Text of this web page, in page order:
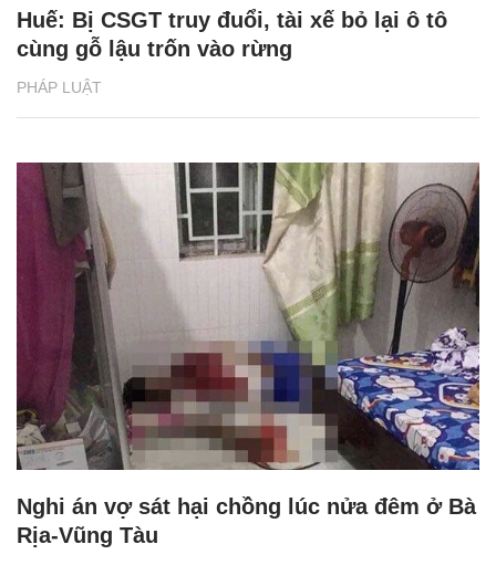
PHÁP LUẬT
Huế: Bị CSGT truy đuổi, tài xế bỏ lại ô tô
cùng gỗ lậu trốn vào rừng
Nghi án vợ sát hại chồng lúc nửa đêm ở Bà
Rịa-Vũng Tàu